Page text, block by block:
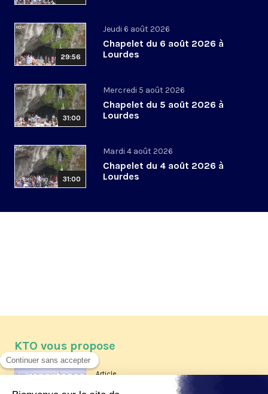
29:56
Jeudi 6 août 2026
Chapelet du 6 août 2026 à
Lourdes
31:00
Mercredi 5 août 2026
Chapelet du 5 août 2026 à
Lourdes
31:00
Mardi 4 août 2026
Chapelet du 4 août 2026 à
Lourdes
KTO vous propose
Article
Les reportages d'été 2026 de KTO